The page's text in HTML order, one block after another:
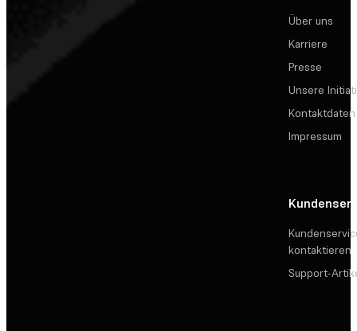
Über uns
Karriere
Presse
Unsere
Kontaktdaten
Impressum
kontaktieren
Support-